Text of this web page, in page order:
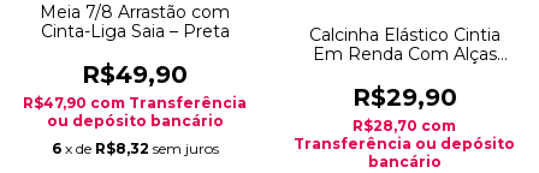
Meia 7/8 Arrastão com
Cinta-Liga Saia – Preta
R$49,90
R$47,90 com Transferência
ou depósito bancário
6 x de R$8,32 sem juros
Calcinha Elástico Cintia
Em Renda Com Alças
R$29,90
R$28,70 com
Transferência ou depósito
bancário